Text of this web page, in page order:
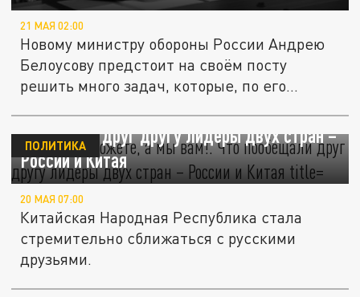
21 МАЯ 02:00
Новому министру обороны России Андрею
Белоусову предстоит на своём посту
решить много задач, которые, по его...
"Вы нам поможете, а мы вам!". Что
пообещали друг другу лидеры двух стран –
России и Китая
ПОЛИТИКА
20 МАЯ 07:00
Китайская Народная Республика стала
стремительно сближаться с русскими
друзьями.